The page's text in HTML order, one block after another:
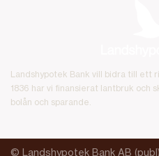
Landshypotek Bank vill bidra till ett
1836 har vi finansierat lantbruk och
bolån och sparande.
© Landshypotek Bank AB